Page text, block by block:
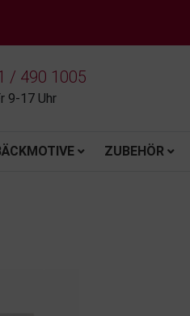
/ 490 1005
9-17 Uhr
ZUBEHÖR